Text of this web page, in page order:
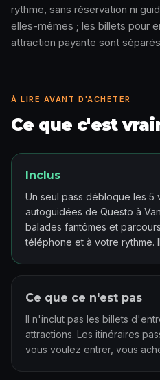
rythme, sans réservation ni
elles-mêmes ; les billets pour
attraction payante sont
À LIRE AVANT D'ACHETER
Ce que c'est
Inclus
Un seul pass débloque les 5
autoguidées de Questo à
balades fantômes et
téléphone et à votre rythme.
Ce que ce n'est pas
Il n'inclut pas les billets
attractions. Les itinéraires
vous voulez entrer, vous